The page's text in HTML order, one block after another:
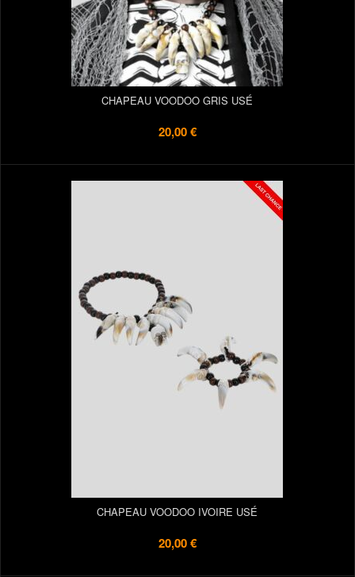
CHAPEAU VOODOO GRIS USÉ
20,00 €
CHAPEAU VOODOO IVOIRE USÉ
20,00 €